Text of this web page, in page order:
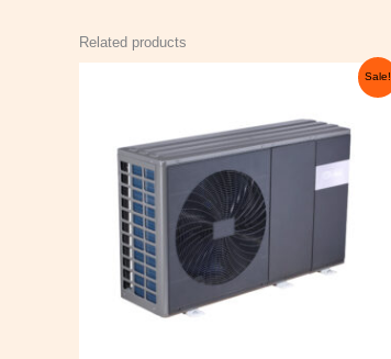
Related products
Sale!
5.800,00 €.3.455,00 €.